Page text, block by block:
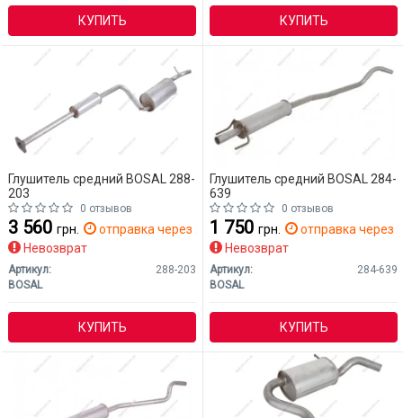
КУПИТЬ КУПИТЬ
Глушитель средний BOSAL 288-
203
0 отзывов
3 560 грн.
отправка через 2 дн.
Невозврат
Артикул:
288-203
BOSAL
КУПИТЬ
Глушитель средний BOSAL 284-
639
0 отзывов
1 750 грн.
отправка через
Невозврат
Артикул:
284-639
BOSAL
КУПИТЬ